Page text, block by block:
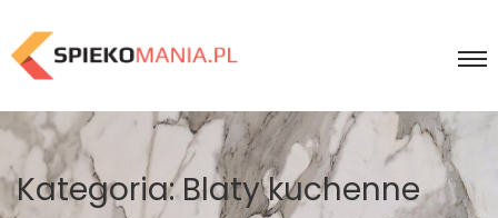
Kategoria:Blaty kuchenne